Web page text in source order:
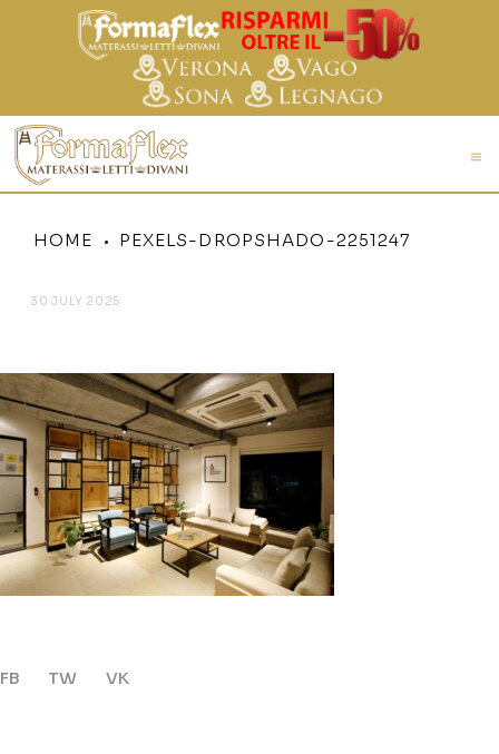
HOME PEXELS-DROPSHADO-2251247
30 JULY 2025
FB TW VK